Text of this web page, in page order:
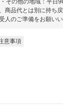
商品代とは別に持ち
人のご準備をお願いい
意事項